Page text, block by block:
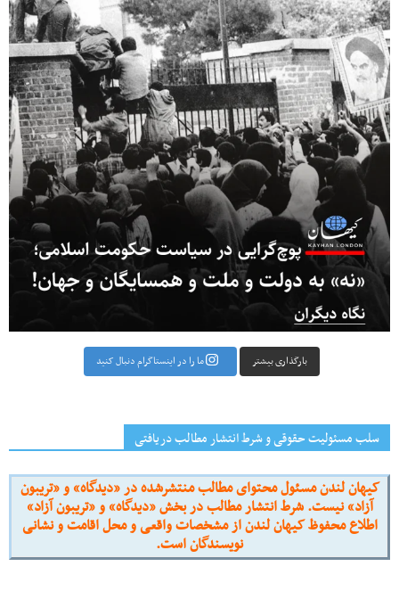
بارگذاری بیشتر ما را در اینستاگرام دنبال کنید
سلب مسئولیت حقوقی و شرط انتشار مطالب دریافتی
کیهان لندن مسئول محتوای مطالب منتشرشده در «دیدگاه» و «تریبون
آزاد» نیست. شرط انتشار مطالب در بخش «دیدگاه» و «تریبون آزاد»
اطلاع محفوظ کیهان لندن از مشخصات واقعی و محل اقامت و نشانی
نویسندگان است.